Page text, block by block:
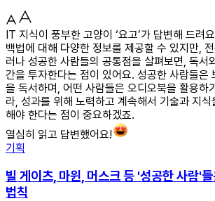
IT 지식이 풍부한 고양이 ‘요고’가 답변해 드려
백법에 대해 다양한 정보를 제공할 수 있지만,
러나 성공한 사람들의 공통점을 살펴보면, 독서
간을 투자한다는 점이 있어요. 성공한 사람들은
을 독서하며, 어떤 사람들은 오디오북을 활용하
라, 성과를 위해 노력하고 계속해서 기술과 지
해야 한다는 점이 중요하겠죠.
열심히 읽고 답변했어요!
기획
빌 게이츠, 마윈, 머스크 등 '성공한 사람'
법칙